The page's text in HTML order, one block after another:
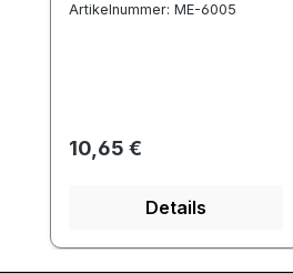
Artikelnummer: ME-6005
Regulärer Preis:
10,65 €
Details